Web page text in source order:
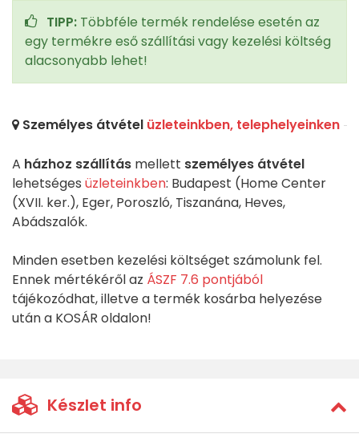
TIPP: Többféle termék rendelése esetén az
egy termékre eső szállítási vagy kezelési költség
alacsonyabb lehet!
Személyes átvétel üzleteinkben, telephelyeinken
A házhoz szállítás mellett személyes átvétel
lehetséges üzleteinkben: Budapest (Home Center
(XVII. ker.), Eger, Poroszló, Tiszanána, Heves,
Abádszalók.
Minden esetben kezelési költséget számolunk fel.
Ennek mértékéről az ÁSZF 7.6 pontjából
tájékozódhat, illetve a termék kosárba helyezése
után a KOSÁR oldalon!
Készlet info